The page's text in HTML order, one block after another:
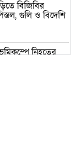
বিজিবির
গুলি ও বিদেশি
নিহতের